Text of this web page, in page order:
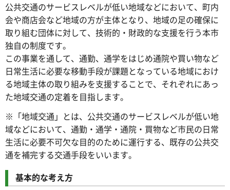
公共交通のサービスレベルが低い地域などにおいて、町内
会や商店会など地域の方が主体となり、地域の足の確保に
取り組む団体に対して、技術的・財政的な支援を行う本市
独自の制度です。
この事業を通して、通勤、通学をはじめ通院や買い物など
日常生活に必要な移動手段が課題となっている地域におけ
る地域主体の取り組みを支援することで、それぞれにあっ
た地域交通の定着を目指します。
※「地域交通」とは、公共交通のサービスレベルが低い地
域などにおいて、通勤・通学・通院・買物など市民の日常
生活に必要不可欠な目的のために運行する、既存の公共交
通を補完する交通手段をいいます。
基本的な考え方